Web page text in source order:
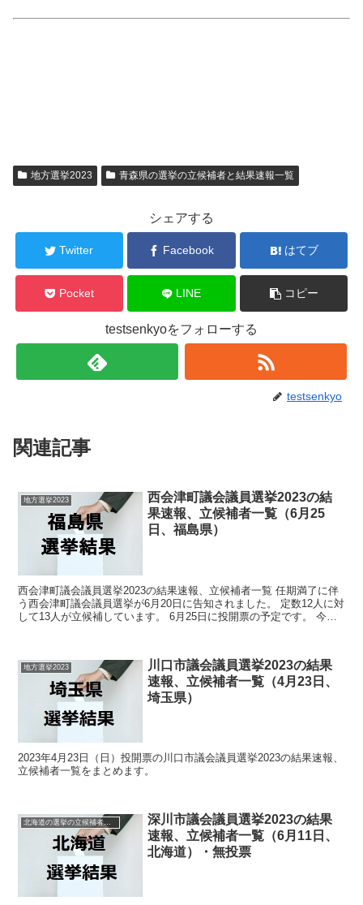
地方選挙2023 青森県の選挙の立候補者と結果速報一覧
シェアする
Twitter Facebook はてブ
Pocket LINE コピー
testsenkyoをフォローする
testsenkyo
関連記事
地方選挙2023
西会津町議会議員選挙2023の結
果速報、立候補者一覧（6月25
日、福島県）
西会津町議会議員選挙2023の結果速報、立候補者一覧 任期満了に伴
う西会津町議会議員選挙が6月20日に告知されました。 定数12人に対
して13人が立候補しています。 6月25日に投開票の予定です。 今回
地方選挙2023
川口市議会議員選挙2023の結果
速報、立候補者一覧（4月23日、
埼玉県）
2023年4月23日（日）投開票の川口市議会議員選挙2023の結果速報、
立候補者一覧をまとめます。
北海道の選挙の立候補者と結果速報一覧
深川市議会議員選挙2023の結果
速報、立候補者一覧（6月11日、
北海道）・無投票